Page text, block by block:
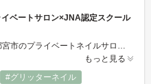
ベートサロン×JNA認定スクール
ミッシュネイル（mish nail）は、宇都宮市のプライベートネイルサロン＆JNA認定スクール☆彡 自爪を傷めない丁寧な施術と、上品で長持ちするデザインが好評◎ シンプルからトレンドアートまで幅広く対応しています。 併設のネイルスクールでは、少人数制で基礎から応用までしっかり学べるカリキュラムを提供◎ 初心者からプロを目指す方まで、一人ひとりに寄り添った指導で多くの合格者を輩出しています✨
もっと見る
#グリッターネイル